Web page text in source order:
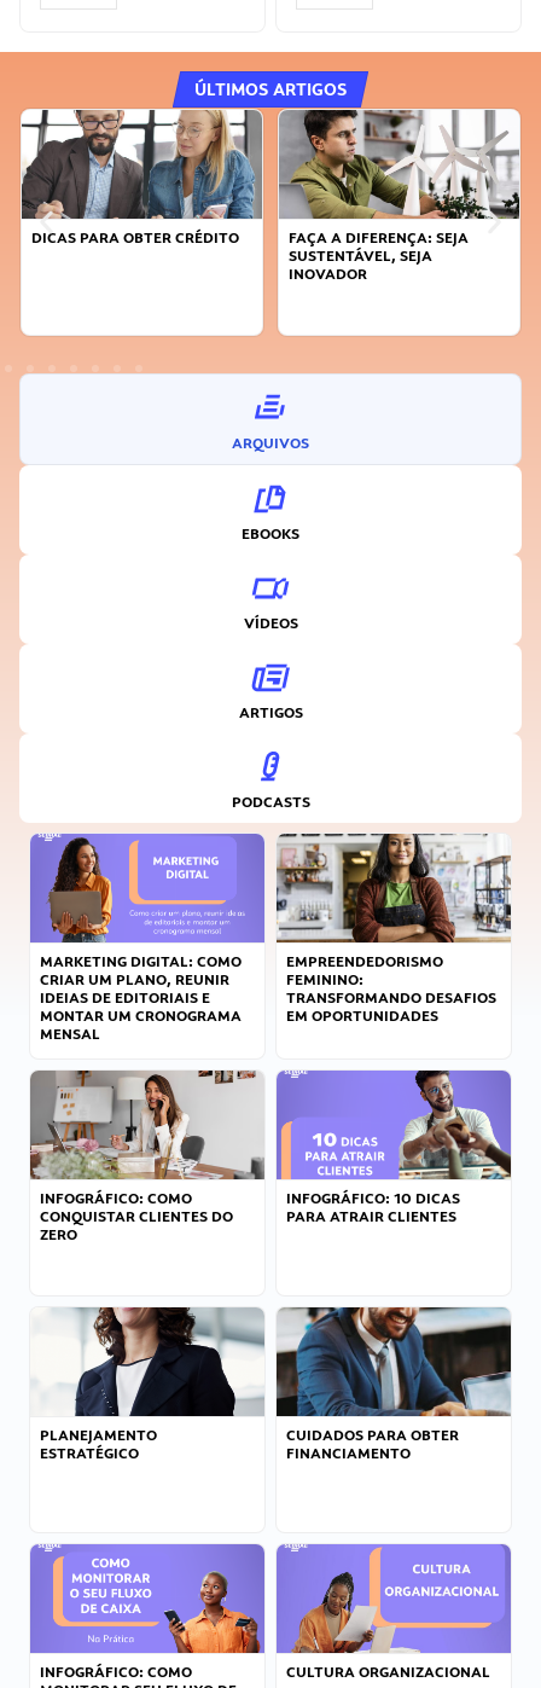
ÚLTIMOS ARTIGOS
DICAS PARA OBTER CRÉDITO
FAÇA A DIFERENÇA: SEJA
SUSTENTÁVEL, SEJA
INOVADOR
ARQUIVOS
EBOOKS
VÍDEOS
ARTIGOS
PODCASTS
MARKETING DIGITAL: COMO
CRIAR UM PLANO, REUNIR
IDEIAS DE EDITORIAIS E
MONTAR UM CRONOGRAMA
MENSAL
EMPREENDEDORISMO
FEMININO:
TRANSFORMANDO DESAFIOS
EM OPORTUNIDADES
INFOGRÁFICO: COMO
CONQUISTAR CLIENTES DO
ZERO
INFOGRÁFICO: 10 DICAS
PARA ATRAIR CLIENTES
PLANEJAMENTO
ESTRATÉGICO
CUIDADOS PARA OBTER
FINANCIAMENTO
INFOGRÁFICO: COMO
CULTURA ORGANIZACIONAL